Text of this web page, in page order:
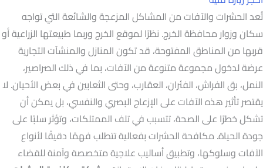
تُعد الحشرات والآفات من المشاكل المزعجة والشائعة التي تواجه
سكان وزوار محافظة الخرج. نظرًا لموقع الخرج وربما طبيعتها الزراعية أو
قربها من المناطق المفتوحة، قد تكون المنازل والمنشآت التجارية
عرضة لدخول مجموعة متنوعة من الآفات، بما في ذلك الصراصير،
النمل، بق الفراش، الفئران، العقارب، وحتى الثعابين في بعض الأحيان. لا
يقتصر تأثير هذه الآفات على الإزعاج البصري والنفسي، بل يمكن أن
تشكل خطرًا على الصحة، تتسبب في تلف الممتلكات، وتؤثر سلبًا على
جودة الحياة. مكافحة الحشرات بفعالية تتطلب فهمًا دقيقًا لأنواع
الآفات وسلوكها، وتطبيق أساليب علاجية متخصصة وآمنة للقضاء